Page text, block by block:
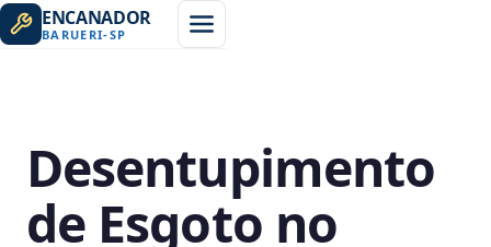
ENCANADOR
BARUERI-SP
Desentupimento
de Esgoto no